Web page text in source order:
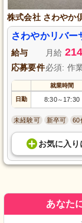
株式会社 さわやか
さわやかリバー
給与 月給
応募要件必須: 作
就業時間
日勤 8:30～ 17:30
未経験可 新卒可 60
お気に入り
あなた